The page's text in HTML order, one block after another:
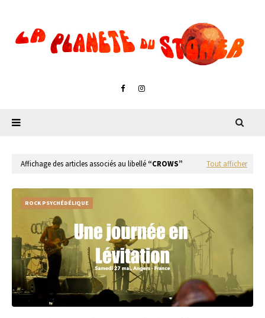
Affichage des articles associés au libellé CROWS Tout afficher
ROCK PSYCHÉDÉLIQUE